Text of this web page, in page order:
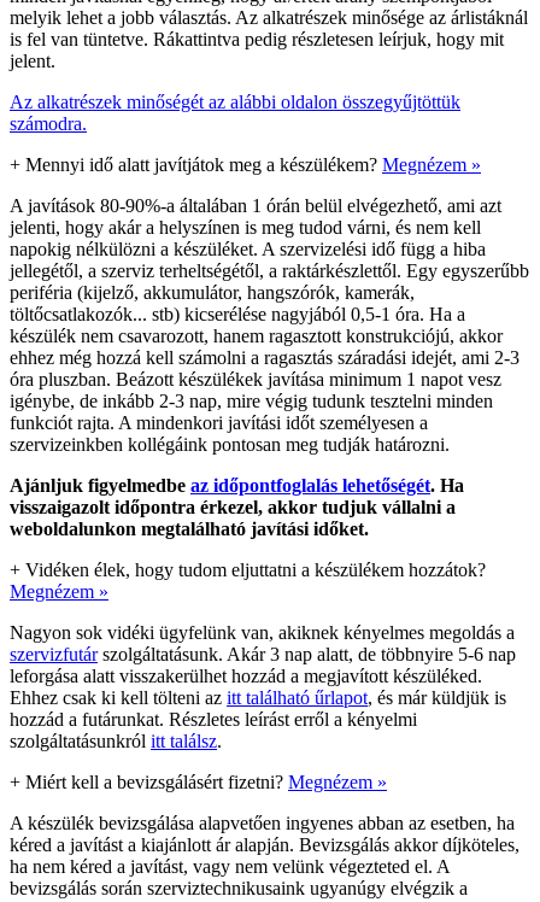
melyik lehet a jobb választás. Az alkatrészek minősége az árlistáknál
is fel van tüntetve. Rákattintva pedig részletesen leírjuk, hogy mit
jelent.
Az alkatrészek minőségét az alábbi oldalon összegyűjtöttük
számodra.
+ Mennyi idő alatt javítjátok meg a készülékem? Megnézem »
A javítások 80-90%-a általában 1 órán belül elvégezhető, ami azt
jelenti, hogy akár a helyszínen is meg tudod várni, és nem kell
napokig nélkülözni a készüléket. A szervizelési idő függ a hiba
jellegétől, a szerviz terheltségétől, a raktárkészlettől. Egy egyszerűbb
periféria (kijelző, akkumulátor, hangszórók, kamerák,
töltőcsatlakozók... stb) kicserélése nagyjából 0,5-1 óra. Ha a
készülék nem csavarozott, hanem ragasztott konstrukciójú, akkor
ehhez még hozzá kell számolni a ragasztás száradási idejét, ami 2-3
óra pluszban. Beázott készülékek javítása minimum 1 napot vesz
igénybe, de inkább 2-3 nap, mire végig tudunk tesztelni minden
funkciót rajta. A mindenkori javítási időt személyesen a
szervizeinkben kollégáink pontosan meg tudják határozni.
Ajánljuk figyelmedbe az időpontfoglalás lehetőségét. Ha
visszaigazolt időpontra érkezel, akkor tudjuk vállalni a
weboldalunkon megtalálható javítási időket.
+ Vidéken élek, hogy tudom eljuttatni a készülékem hozzátok?
Megnézem »
Nagyon sok vidéki ügyfelünk van, akiknek kényelmes megoldás a
szervizfutárszolgáltatásunk. Akár 3 nap alatt, de többnyire 5-6 nap
leforgása alatt visszakerülhet hozzád a megjavított készüléked.
Ehhez csak ki kell tölteni az itt található űrlapot, és már küldjük is
hozzád a futárunkat. Részletes leírást erről a kényelmi
szolgáltatásunkról itt találsz.
+ Miért kell a bevizsgálásért fizetni? Megnézem »
A készülék bevizsgálása alapvetően ingyenes abban az esetben, ha
kéred a javítást a kiajánlott ár alapján. Bevizsgálás akkor díjköteles,
ha nem kéred a javítást, vagy nem velünk végezteted el. A
bevizsgálás során szerviztechnikusaink ugyanúgy elvégzik a